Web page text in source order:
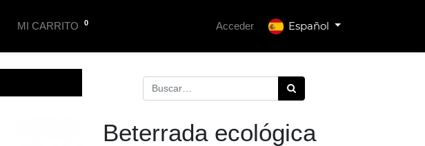
Español
MI CARRITO 0 Acceder
Beterrada ecológica